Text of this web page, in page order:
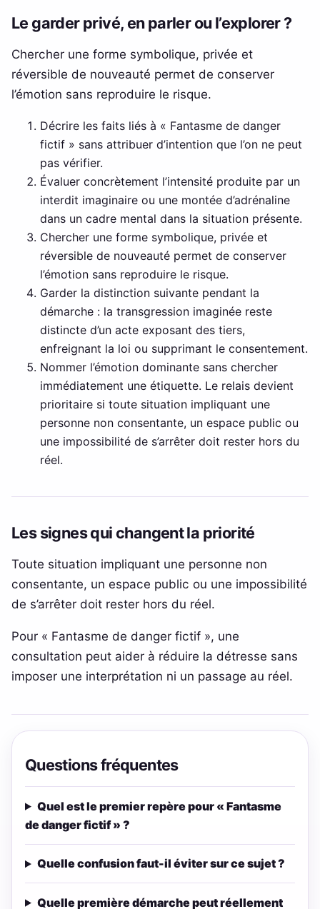
Le garder privé, en parler ou l’explorer ?
Chercher une forme symbolique, privée et
réversible de nouveauté permet de conserver
l’émotion sans reproduire le risque.
Décrire les faits liés à « Fantasme de danger
fictif » sans attribuer d’intention que l’on ne peut
pas vérifier.
Évaluer concrètement l’intensité produite par un
interdit imaginaire ou une montée d’adrénaline
dans un cadre mental dans la situation présente.
Chercher une forme symbolique, privée et
réversible de nouveauté permet de conserver
l’émotion sans reproduire le risque.
Garder la distinction suivante pendant la
démarche : la transgression imaginée reste
distincte d’un acte exposant des tiers,
enfreignant la loi ou supprimant le consentement.
Nommer l’émotion dominante sans chercher
immédiatement une étiquette. Le relais devient
prioritaire si toute situation impliquant une
personne non consentante, un espace public ou
une impossibilité de s’arrêter doit rester hors du
réel.
Les signes qui changent la priorité
Toute situation impliquant une personne non
consentante, un espace public ou une impossibilité
de s’arrêter doit rester hors du réel.
Pour « Fantasme de danger fictif », une
consultation peut aider à réduire la détresse sans
imposer une interprétation ni un passage au réel.
Questions fréquentes
Quel est le premier repère pour « Fantasme
de danger fictif » ?
Quelle confusion faut-il éviter sur ce sujet ?
Quelle première démarche peut réellement